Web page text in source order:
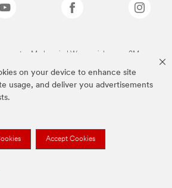
on your device to enhance site
usage, and deliver you advertisements
Accept Cookies
Marken sind Warenzeichen von 3M.